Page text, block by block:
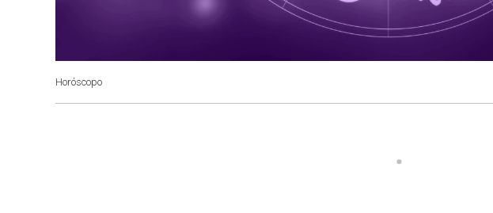
Horóscopo